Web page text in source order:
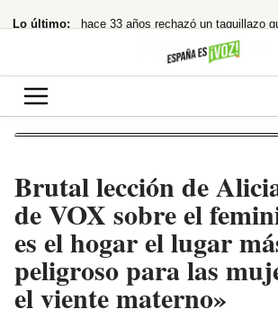
al Lo último: hace 33 años rechazó un taquillazo
¿Quién la invitó y por qué?
Brutal lección de
de VOX sobre el
es el hogar el lugar
peligroso para las
el viente materno»